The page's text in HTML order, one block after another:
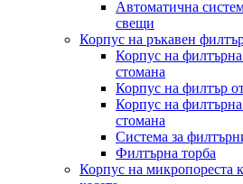
Автоматична
свещи
Корпус на ръкавен
Корпус на
стомана
Корпус на филтър
Корпус на филтърна
стомана
Система за
Филтърна торба
Корпус на микропореста